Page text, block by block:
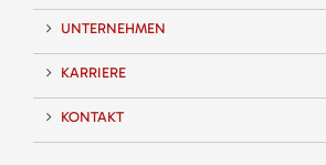
UNTERNEHMEN
KARRIERE
KONTAKT